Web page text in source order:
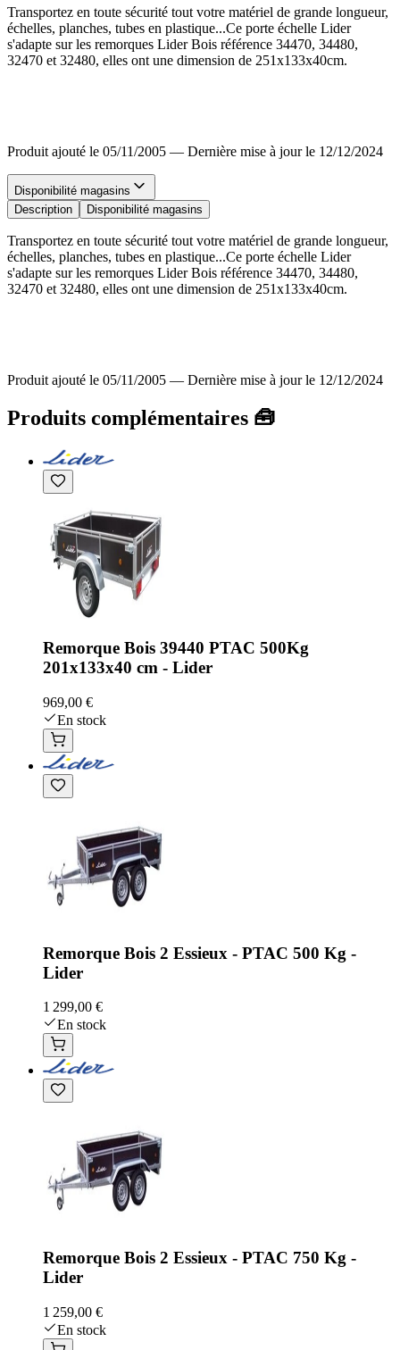
Transportez en toute sécurité tout votre matériel de grande longueur,
échelles, planches, tubes en plastique...Ce porte échelle Lider
s'adapte sur les remorques Lider Bois référence 34470, 34480,
32470 et 32480, elles ont une dimension de 251x133x40cm.
Produit ajouté le 05/11/2005 — Dernière mise à jour le 12/12/2024
Disponibilité magasins
Description
Disponibilité magasins
Transportez en toute sécurité tout votre matériel de grande longueur,
échelles, planches, tubes en plastique...Ce porte échelle Lider
s'adapte sur les remorques Lider Bois référence 34470, 34480,
32470 et 32480, elles ont une dimension de 251x133x40cm.
Produit ajouté le 05/11/2005 — Dernière mise à jour le 12/12/2024
Produits complémentaires 🧰
Remorque Bois 39440 PTAC 500Kg
201x133x40 cm - Lider
969,00 €
En stock
Remorque Bois 2 Essieux - PTAC 500 Kg -
Lider
1 299,00 €
En stock
Remorque Bois 2 Essieux - PTAC 750 Kg -
Lider
1 259,00 €
En stock